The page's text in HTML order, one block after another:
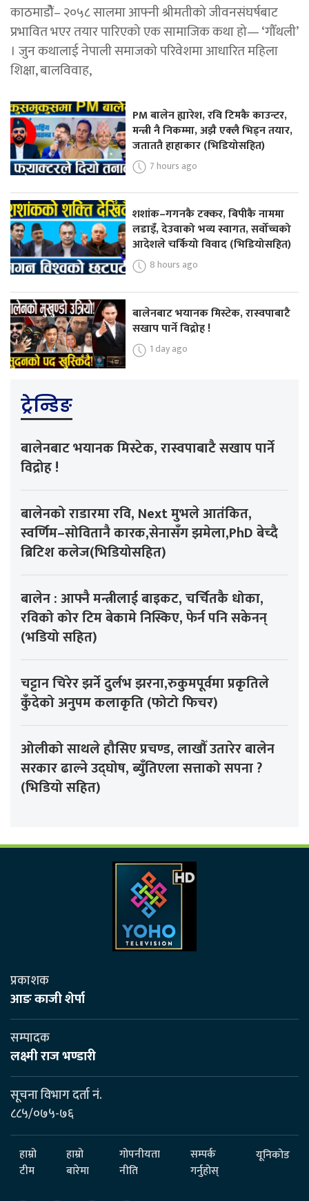
काठमाडोैं– २०५८ सालमा आफ्नी श्रीमतीको जीवनसंघर्षबाट
प्रभावित भएर तयार पारिएको एक सामाजिक कथा हो— ‘गौँथली’
। जुन कथालाई नेपाली समाजको परिवेशमा आधारित महिला
शिक्षा, बालविवाह,
PM बालेन ह्यारेश, रवि टिमकै काउन्टर,
मन्त्री नै निकम्मा, अझै एक्लै भिड्न तयार,
जताततै हाहाकार (भिडियोसहित)
7 hours ago
शशांक–गगनकै टक्कर, बिपीकै नाममा
लडाइँ, देउवाको भव्य स्वागत, सर्वोच्चको
आदेशले चर्कियो विवाद (भिडियोसहित)
8 hours ago
बालेनबाट भयानक मिस्टेक, रास्वपाबाटै
सखाप पार्ने विद्रोह !
1 day ago
ट्रेन्डिङ
बालेनबाट भयानक मिस्टेक, रास्वपाबाटै सखाप पार्ने
विद्रोह !
बालेनको राडारमा रवि, Next मुभले आतंकित,
स्वर्णिम–सोवितानै कारक,सेनासँग झमेला,PhD बेच्दै
ब्रिटिश कलेज(भिडियोसहित)
बालेन : आफ्नै मन्त्रीलाई बाइकट, चर्चितकै धोका,
रविको कोर टिम बेकामे निस्किए, फेर्न पनि सकेनन्
(भडियो सहित)
चट्टान चिरेर झर्ने दुर्लभ झरना,रुकुमपूर्वमा प्रकृतिले
कुँदेको अनुपम कलाकृति (फोटो फिचर)
ओलीको साथले हौसिए प्रचण्ड, लाखौँ उतारेर बालेन
सरकार ढाल्ने उद्घोष, ब्युँतिएला सत्ताको सपना ?
(भिडियो सहित)
प्रकाशक
आङ काजी शेर्पा
सम्पादक
लक्ष्मी राज भण्डारी
सूचना विभाग दर्ता नं.
८८५/०७५-७६
हाम्रो
टीम
हाम्रो
बारेमा
गोपनीयता
नीति
सम्पर्क
गर्नुहोस्
यूनिकोड